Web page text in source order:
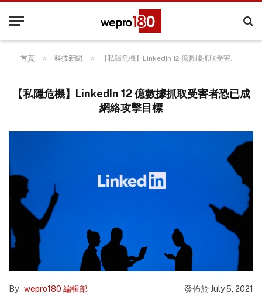
首頁 » 科技新聞 » 【私隱危機】LinkedIn 12 億數據抓取受害者恐已成網絡攻擊目標
【私隱危機】LinkedIn 12 億數據抓取受害者恐已成
網絡攻擊目標
By wepro180 編輯部 發佈於July 5, 2021